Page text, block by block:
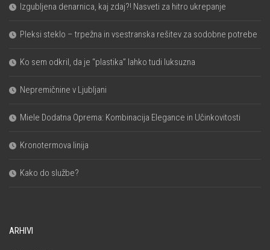
Izgubljena denarnica, kaj zdaj?! Nasveti za hitro ukrepanje
Pleksi steklo – trpežna in vsestranska rešitev za sodobne potrebe
Ko sem odkril, da je “plastika” lahko tudi luksuzna
Nepremičnine v Ljubljani
Miele Dodatna Oprema: Kombinacija Elegance in Učinkovitosti
Kronotermova linija
Kako do službe?
ARHIVI